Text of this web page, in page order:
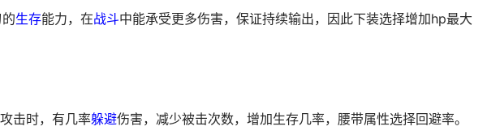
生存能力，在战斗中能承受更多伤害，保证持续输出，因此下装选择增加hp最大
击时，有几率躲避伤害，减少被击次数，增加生存几率，腰带属性选择回避率。